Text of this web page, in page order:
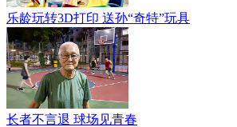
乐龄玩转3D打印 送孙“奇特”玩具
长者不言退 球场见青春